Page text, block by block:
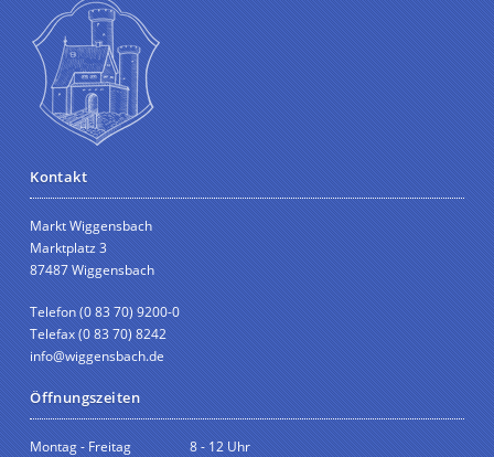
Kontakt
Markt Wiggensbach
Marktplatz 3
87487 Wiggensbach
Telefon (0 83 70) 9200-0
Telefax (0 83 70) 8242
info@wiggensbach.de
Öffnungszeiten
Montag - Freitag 8 - 12 Uhr